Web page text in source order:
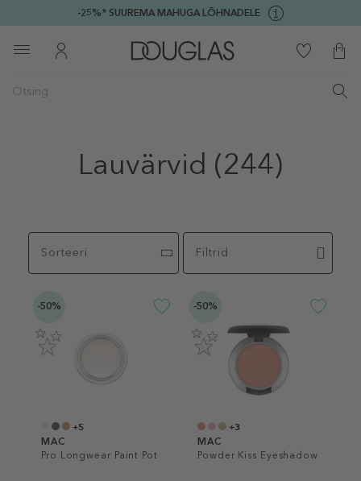
-25%* SUUREMA MAHUGA LÕHNADELE
Lauvärvid (244)
Sorteeri Filtrid
-50%
+5
MAC
Pro Longwear Paint Pot
-50%
+3
MAC
Powder Kiss Eyeshadow